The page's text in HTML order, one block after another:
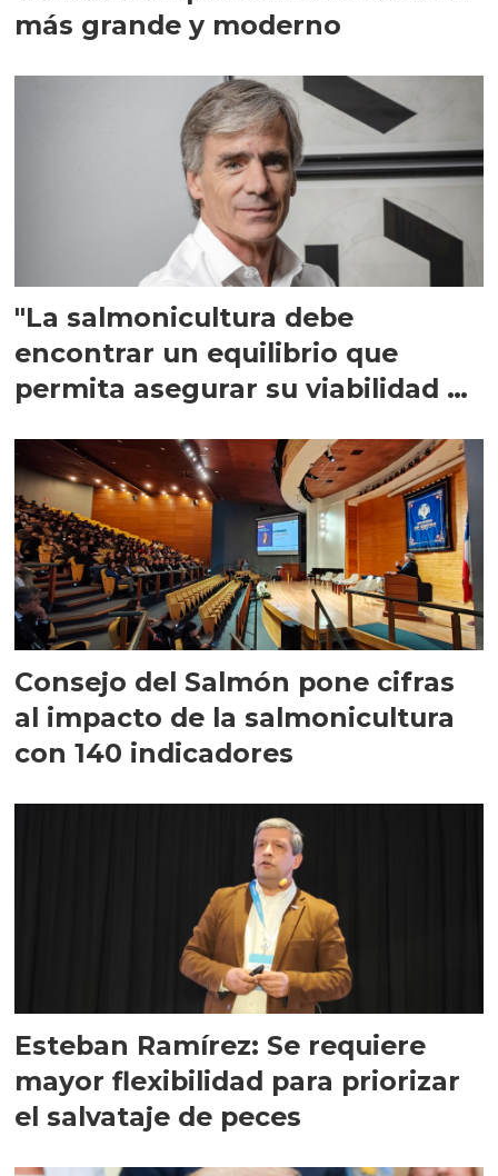
más grande y moderno
"La salmonicultura debe
encontrar un equilibrio que
permita asegurar su viabilidad de
Consejo del Salmón pone cifras
al impacto de la salmonicultura
con 140 indicadores
Esteban Ramírez: Se requiere
mayor flexibilidad para priorizar
el salvataje de peces